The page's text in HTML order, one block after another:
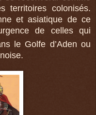
territoires colonisés.
et asiatique de ce
de celles qui
le Golfe d’Aden ou